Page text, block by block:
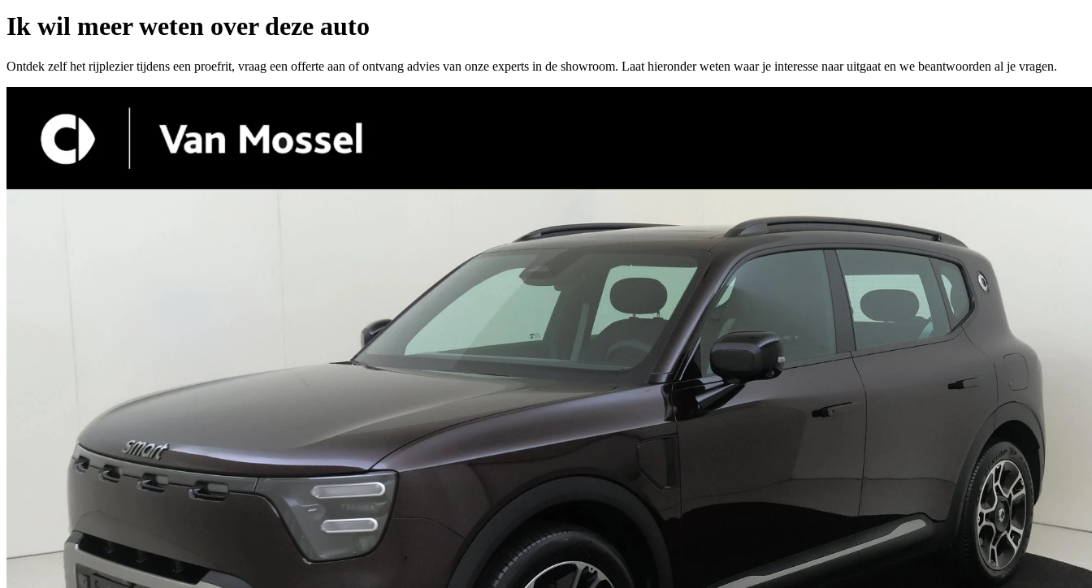
Ik wil meer weten over deze auto
Ontdek zelf het rijplezier tijdens een proefrit, vraag een offerte aan of ontvang advies van onze experts in de showroom. Laat hieronder weten waar je interesse naar uitgaat en we beantwoorden al je vragen.